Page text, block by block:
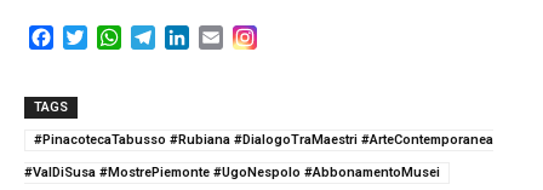
e
b
o
t
r
W
s
p
g
a
e
I
E
l
TAGS
#PinacotecaTabusso #Rubiana #DialogoTraMaestri #ArteContemporanea
#ValDiSusa #MostrePiemonte #UgoNespolo #AbbonamentoMusei